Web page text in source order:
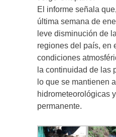
El informe señala
última semana de
leve disminución de
regiones del país, en
condiciones
la continuidad de las
lo que se mantienen
hidrometeorológicas
permanente.